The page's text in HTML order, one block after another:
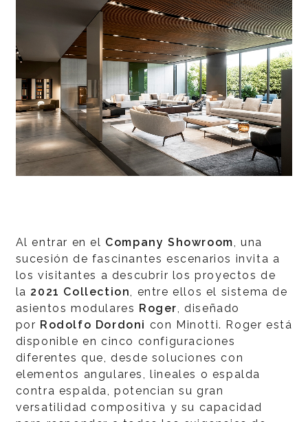
Al entrar en el Company Showroom, una
sucesión de fascinantes escenarios invita a
los visitantes a descubrir los proyectos de
la 2021 Collection, entre ellos el sistema de
asientos modulares Roger, diseñado
por Rodolfo Dordoni con Minotti. Roger está
disponible en cinco configuraciones
diferentes que, desde soluciones con
elementos angulares, lineales o espalda
contra espalda, potencian su gran
versatilidad compositiva y su capacidad